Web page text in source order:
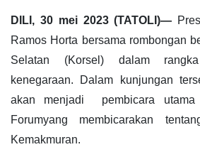
DILI, 30 mei 2023 (TATOLI)—
Ramos Horta bersama rombongan
Selatan (Korsel) dalam
kenegaraan. Dalam kunjungan
akan menjadi pembicara
Forumyang membicarakan
Kemakmuran.